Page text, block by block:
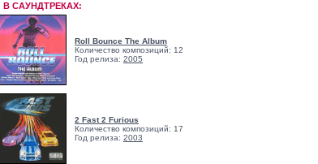
В САУНДТРЕКАХ:
Roll Bounce The Album
Количество композиций: 12
Год релиза: 2005
2 Fast 2 Furious
Количество композиций: 17
Год релиза: 2003